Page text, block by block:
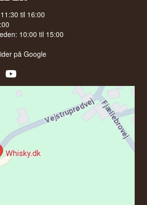
til 16:00
10:00 til 15:00
påGoogle